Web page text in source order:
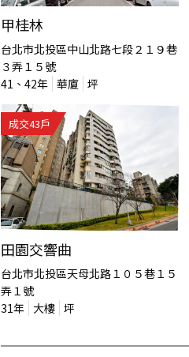
甲桂林
台北市北投區中山北路七段２１９巷
３弄１５號
41、42年 華廈 坪
成交43戶
田園交響曲
台北市北投區天母北路１０５巷１５
弄１號
31年 大樓 坪